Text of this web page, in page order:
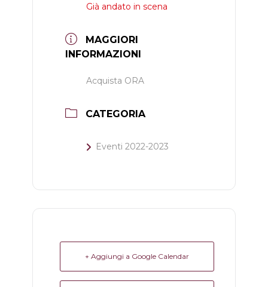
Già andato in scena
MAGGIORI
INFORMAZIONI
Acquista ORA
CATEGORIA
Eventi 2022-2023
+ Aggiungi a Google Calendar